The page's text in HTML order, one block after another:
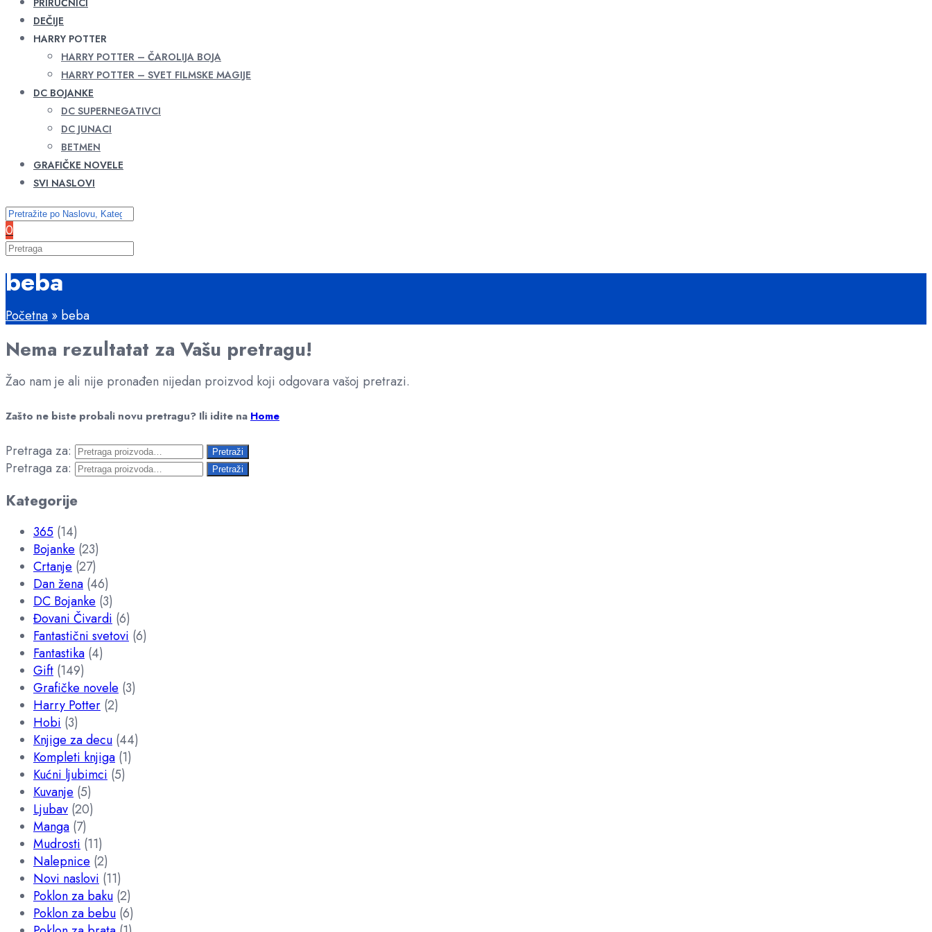
PRIRUČNICI
DEČIJE
HARRY POTTER
HARRY POTTER – ČAROLIJA BOJA
HARRY POTTER – SVET FILMSKE MAGIJE
DC BOJANKE
DC SUPERNEGATIVCI
DC JUNACI
BETMEN
GRAFIČKE NOVELE
SVI NASLOVI
0
beba
Početna » beba
Nema rezultatat za Vašu pretragu!
Žao nam je ali nije pronađen nijedan proizvod koji odgovara vašoj pretrazi.
Zašto ne biste probali novu pretragu? Ili idite na Home
Pretraga za: Pretraži
Pretraga za: Pretraži
Kategorije
365 (14)
Bojanke (23)
Crtanje (27)
Dan žena (46)
DC Bojanke (3)
Đovani Čivardi (6)
Fantastični svetovi (6)
Fantastika (4)
Gift (149)
Grafičke novele (3)
Harry Potter (2)
Hobi (3)
Knjige za decu (44)
Kompleti knjiga (1)
Kućni ljubimci (5)
Kuvanje (5)
Ljubav (20)
Manga (7)
Mudrosti (11)
Nalepnice (2)
Novi naslovi (11)
Poklon za baku (2)
Poklon za bebu (6)